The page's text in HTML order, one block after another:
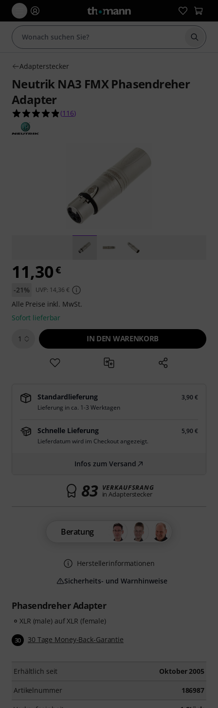
Suche
Adapterstecker
Neutrik NA3 FMX Phasendreher
Adapter
4.9 von 5 Sternen aus 116 Kundenbewertungen
(116)
Phasendreher Adapter
XLR (male) auf XLR (female)
30 30 Tage Money-Back-Garantie
Erhältlich seit Oktober 2005
Artikelnummer 186987
11,30€
-21% UVP: 14,36 €
Alle Preise inkl. MwSt.
Sofort lieferbar
1 IN DEN WARENKORB
Standardlieferung
3,90 €
Lieferung in ca. 1-3 Werktagen
Schnelle Lieferung
5,90 €
Lieferdatum wird im Checkout angezeigt.
Infos zum Versand
83 VERKAUFSRANG
in Adapterstecker
Beratung
Herstellerinformationen
Sicherheits- und Warnhinweise